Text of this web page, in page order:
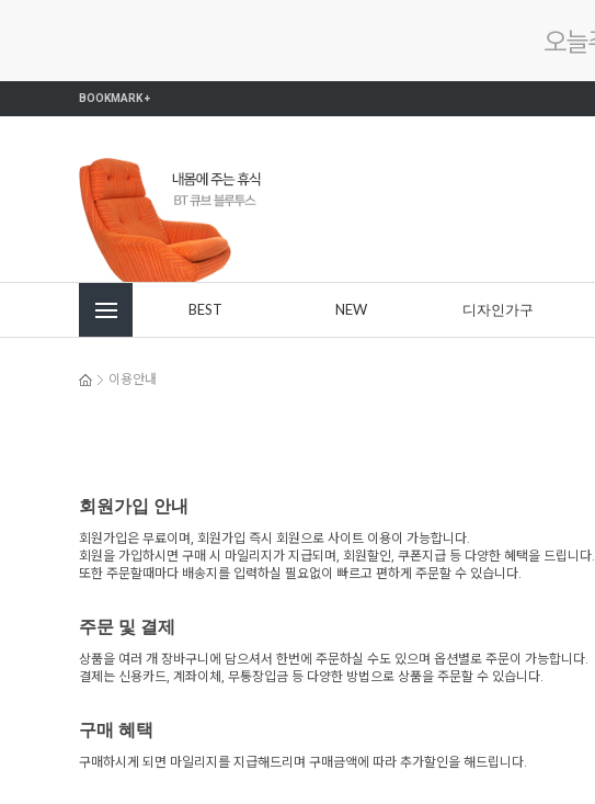
주메뉴 바로가기
사이드메뉴 바로가기BOOKMARK +
BEST NEW 디자인가구
이용안내
회원가입 안내
회원가입은 무료이며, 회원가입 즉시 회원으로 사이트 이용이 가능합니다.
회원을 가입하시면 구매 시 마일리지가 지급되며, 회원할인, 쿠폰지급 등 다양한 혜택을 드립니다.
또한 주문할때마다 배송지를 입력하실 필요없이 빠르고 편하게 주문할 수 있습니다.
주문 및 결제
상품을 여러 개 장바구니에 담으셔서 한번에 주문하실 수도 있으며 옵션별로 주문이 가능합니다.
결제는 신용카드, 계좌이체, 무통장입금 등 다양한 방법으로 상품을 주문할 수 있습니다.
구매 혜택
구매하시게 되면 마일리지를 지급해드리며 구매금액에 따라 추가할인을 해드립니다.